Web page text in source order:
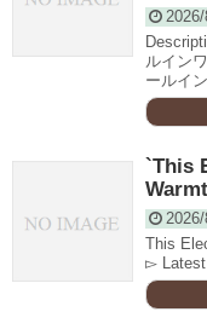
ルイン
ールイ
`This
This
▻ Latest